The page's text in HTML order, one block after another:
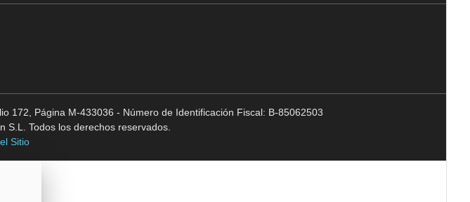
172, Página M-433036 - Número de Identificación Fiscal: B-85062503
S.L. Todos los derechos reservados.
Sitio